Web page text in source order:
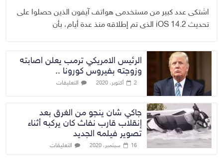
اشتكى عدد كبير من مستخدمى هواتف آيفون الذين حصلوا على
تحديث iOS 14.2 الذى تم إطلاقه منذ عدة أيام، بأن
الرئيس الامريكي ترمب يعلن اصابته
وزوجته بفيروس كورونا ..
2 أكتوبر، 2020 التعليقات
جاكي شان ينجو من الغرق بعد
إنقلاب قارب نفاث كان يركبه أثناء
تصوير فيلمه الجديد
16 سبتمبر، 2020 التعليقات